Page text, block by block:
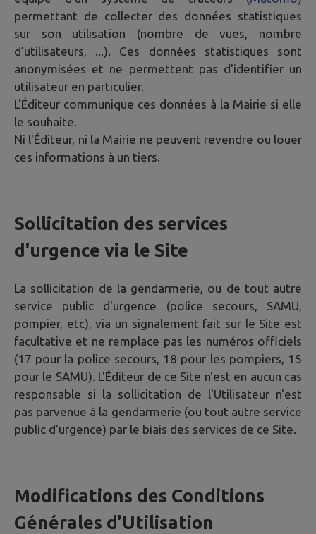
permettant de collecter des données statistiques
sur son utilisation (nombre de vues, nombre
d’utilisateurs, ...). Ces données statistiques sont
anonymisées et ne permettent pas d'identifier un
utilisateur en particulier.
L'Éditeur communique ces données à la Mairie si elle
le souhaite.
Ni l'Éditeur, ni la Mairie ne peuvent revendre ou louer
ces informations à un tiers.
Sollicitation des services
d'urgence via le Site
La sollicitation de la gendarmerie, ou de tout autre
service public d'urgence (police secours, SAMU,
pompier, etc), via un signalement fait sur le Site est
facultative et ne remplace pas les numéros officiels
(17 pour la police secours, 18 pour les pompiers, 15
pour le SAMU). L'Éditeur de ce Site n'est en aucun cas
responsable si la sollicitation de l'Utilisateur n'est
pas parvenue à la gendarmerie (ou tout autre service
public d'urgence) par le biais des services de ce Site.
Modifications des Conditions
Générales d’Utilisation